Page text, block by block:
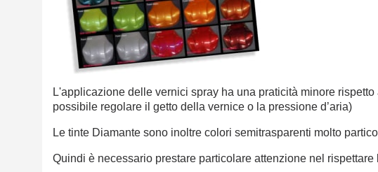
L'applicazione delle vernici spray ha una praticità minore rispetto
possibile regolare il getto della vernice o la pressione d’aria)
Le tinte Diamante sono inoltre colori semitrasparenti molto
Quindi è necessario prestare particolare attenzione nel rispettare